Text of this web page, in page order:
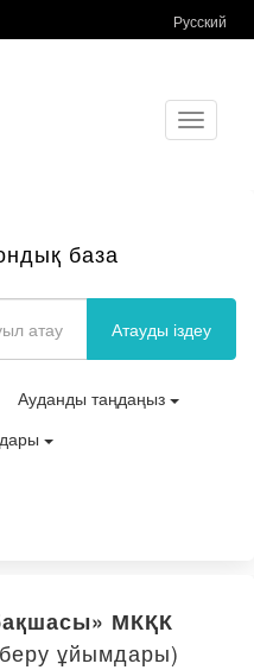
Русский
Toggle
база
Атауды іздеу
Ауданды таңдаңыз
МКҚК
беру ұйымдары)